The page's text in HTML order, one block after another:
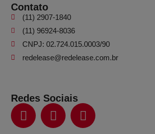
Contato
(11) 2907-1840
(11) 96924-8036
CNPJ: 02.724.015.0003/90
redelease@redelease.com.br
Redes Sociais